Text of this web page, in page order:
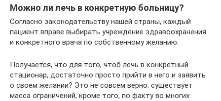
Можно ли лечь в конкретную больницу?
Согласно законодательству нашей страны, каждый
пациент вправе выбирать учреждение здравоохранения
и конкретного врача по собственному желанию.
Получается, что для того, чтоб лечь в конкретный
стационар, достаточно просто прийти в него и заявить
о своем желании? Это не совсем верно: существует
масса ограничений, кроме того, по факту во многих